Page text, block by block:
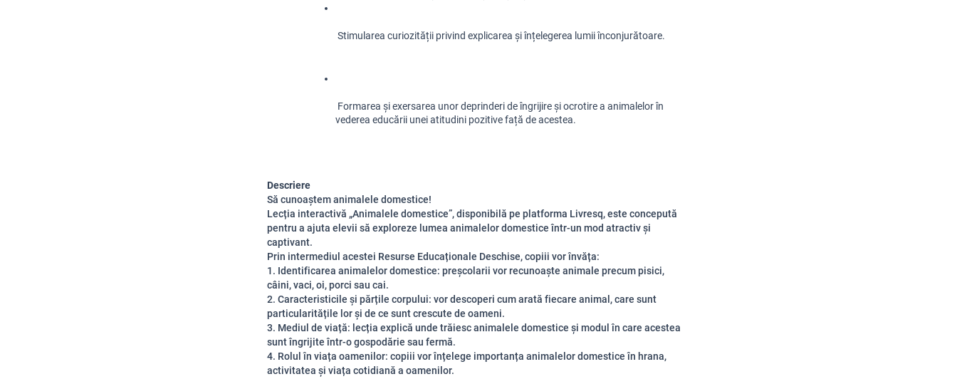
Stimularea curiozității privind explicarea și înțelegerea lumii înconjurătoare.
vederea educării unei atitudini pozitive față de acestea.
Descriere
Să cunoaștem animalele domestice!
Lecția interactivă „Animalele domestice”, disponibilă pe platforma Livresq, este concepută
pentru a ajuta elevii să exploreze lumea animalelor domestice într-un mod atractiv și
captivant.
Prin intermediul acestei Resurse Educaționale Deschise, copiii vor învăța:
1. Identificarea animalelor domestice: preșcolarii vor recunoaște animale precum pisici,
câini, vaci, oi, porci sau cai.
2. Caracteristicile și părțile corpului: vor descoperi cum arată fiecare animal, care sunt
particularitățile lor și de ce sunt crescute de oameni.
3. Mediul de viață: lecția explică unde trăiesc animalele domestice și modul în care acestea
sunt îngrijite într-o gospodărie sau fermă.
4. Rolul în viața oamenilor: copiii vor înțelege importanța animalelor domestice în hrana,
activitatea și viața cotidiană a oamenilor.